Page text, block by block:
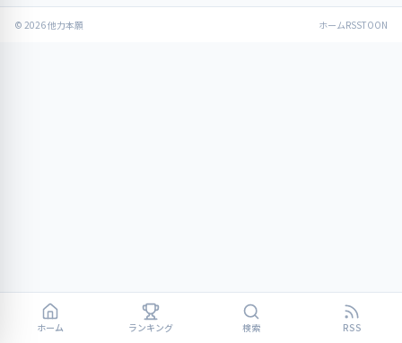
© 2026 他力本願 ホームRSSTOON
ホーム ランキング 検索 RSS